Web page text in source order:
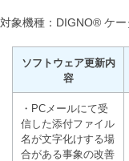
対象機種：DIGNO® ケ
ソフトウェア更新内
容
・PCメールにて受
信した添付ファイル
名が文字化けする場
合がある事象の改善